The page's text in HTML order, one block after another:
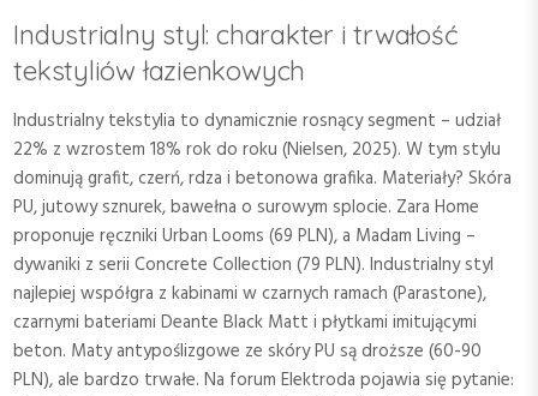
Industrialny styl: charakter i trwałość
tekstyliów łazienkowych
Industrialny tekstylia to dynamicznie rosnący segment – udział
22% z wzrostem 18% rok do roku (Nielsen, 2025). W tym stylu
dominują grafit, czerń, rdza i betonowa grafika. Materiały? Skóra
PU, jutowy sznurek, bawełna o surowym splocie. Zara Home
proponuje ręczniki Urban Looms (69 PLN), a Madam Living –
dywaniki z serii Concrete Collection (79 PLN). Industrialny styl
najlepiej współgra z kabinami w czarnych ramach (Parastone),
czarnymi bateriami Deante Black Matt i płytkami imitującymi
beton. Maty antypoślizgowe ze skóry PU są droższe (60-90
PLN), ale bardzo trwałe. Na forum Elektroda pojawia się pytanie: